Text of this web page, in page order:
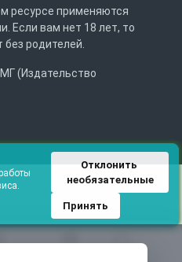
ресурсе применяются
Если вам нет 18 лет, то
родителей.
(Издательство
Отклонить
необязательные
Принять